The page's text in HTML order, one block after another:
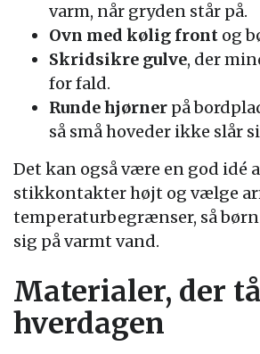
varm, når gryden står på.
Ovn med kølig front og
Skridsikre gulve, der
for fald.
Runde hjørner på
så små hoveder ikke slår
Det kan også være en god idé
stikkontakter højt og vælge
temperaturbegrænser, så
sig på varmt vand.
Materialer, der
hverdagen